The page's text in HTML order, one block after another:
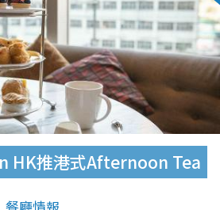
HK推港式Afternoon Tea